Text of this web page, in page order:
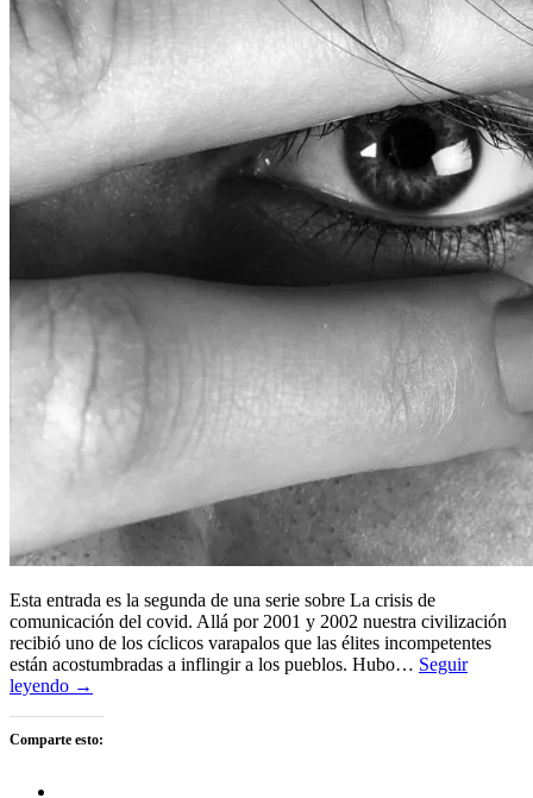
Esta entrada es la segunda de una serie sobre La crisis de
comunicación del covid. Allá por 2001 y 2002 nuestra civilización
recibió uno de los cíclicos varapalos que las élites incompetentes
están acostumbradas a inflingir a los pueblos. Hubo… Seguir
leyendo →
Comparte esto: